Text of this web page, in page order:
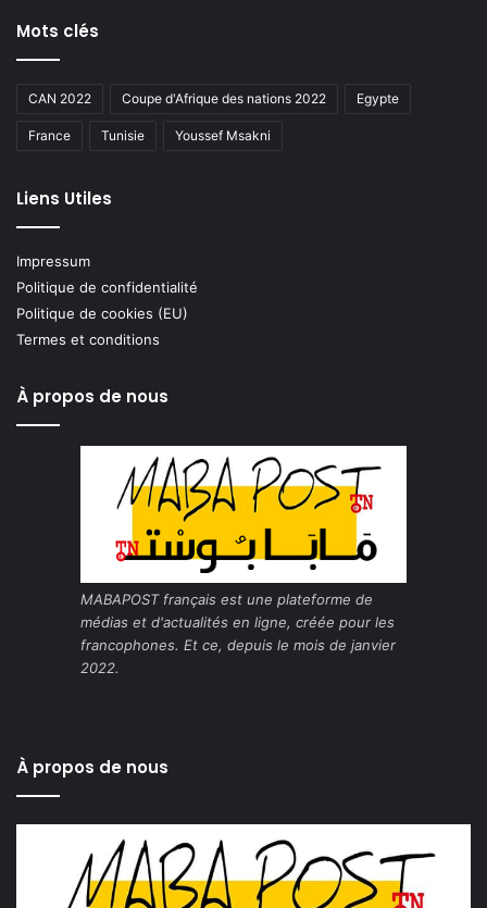
Mots clés
CAN 2022 Coupe d'Afrique des nations 2022 Egypte
France Tunisie Youssef Msakni
Liens Utiles
Impressum
Politique de confidentialité
Politique de cookies (EU)
Termes et conditions
À propos de nous
MABAPOST français est une plateforme de
médias et d'actualités en ligne, créée pour les
francophones. Et ce, depuis le mois de janvier
2022.
À propos de nous